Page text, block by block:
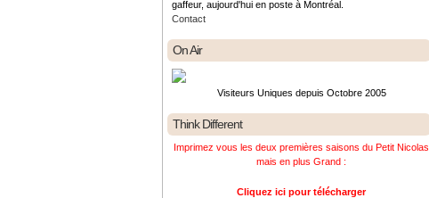
gaffeur, aujourd'hui en poste à Montréal.
Contact
On Air
Visiteurs Uniques depuis Octobre 2005
Think Different
Imprimez vous les deux premières saisons du Petit Nicolas
mais en plus Grand :
Cliquez ici pour télécharger